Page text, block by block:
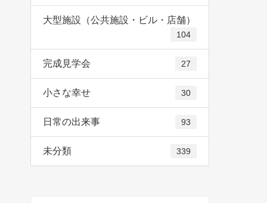
大型施設（公共施設・ビル・店舗）
104
完成見学会 27
小さな幸せ 30
日常の出来事 93
未分類 339